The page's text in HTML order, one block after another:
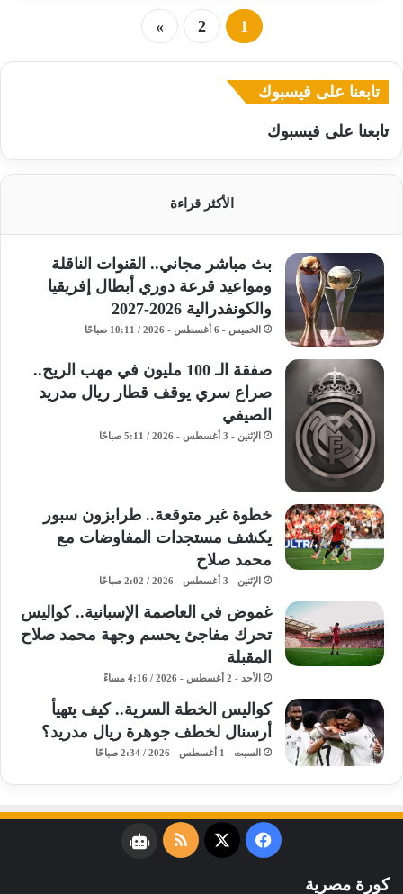
1
2
»
تابعنا على فيسبوك
تابعنا على فيسبوك
الأكثر قراءة
بث مباشر مجاني.. القنوات الناقلة
ومواعيد قرعة دوري أبطال إفريقيا
والكونفدرالية 2026-2027
الخميس - 6 أغسطس - 2026 / 10:11 صباحًا
صفقة الـ 100 مليون في مهب الريح..
صراع سري يوقف قطار ريال مدريد
الصيفي
الإثنين - 3 أغسطس - 2026 / 5:11 صباحًا
خطوة غير متوقعة.. طرابزون سبور
يكشف مستجدات المفاوضات مع
محمد صلاح
الإثنين - 3 أغسطس - 2026 / 2:02 صباحًا
غموض في العاصمة الإسبانية.. كواليس
تحرك مفاجئ يحسم وجهة محمد صلاح
المقبلة
الأحد - 2 أغسطس - 2026 / 4:16 مساءً
كواليس الخطة السرية.. كيف يتهيأ
أرسنال لخطف جوهرة ريال مدريد؟
السبت - 1 أغسطس - 2026 / 2:34 صباحًا
فيسبوك
‫X
ملخصنبض
كورة مصرية